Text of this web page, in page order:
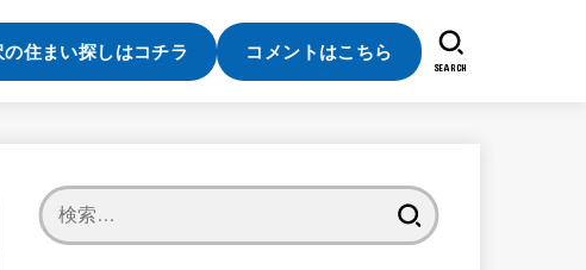
の住まい探しはコチラ コメントはこちら
SEARCH